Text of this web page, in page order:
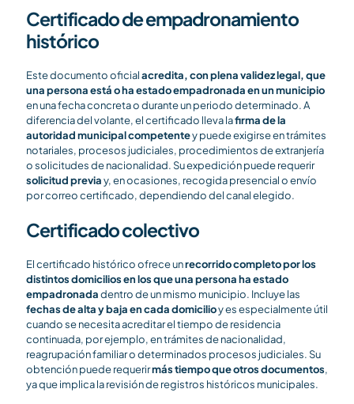
Certificado de empadronamiento
histórico
Este documento oficialacredita, con plena validez legal, que
una persona está o ha estado empadronada en un municipio
en una fecha concreta o durante un periodo determinado. A
diferencia del volante, el certificado lleva lafirma de la
autoridad municipal competentey puede exigirse en trámites
notariales, procesos judiciales, procedimientos de extranjería
o solicitudes de nacionalidad. Su expedición puede requerir
solicitud previay, en ocasiones, recogida presencial o envío
por correo certificado, dependiendo del canal elegido.
Certificado colectivo
El certificado histórico ofrece unrecorrido completo por los
distintos domicilios en los que una persona ha estado
empadronadadentro de un mismo municipio. Incluye las
fechas de alta y baja en cada domicilioy es especialmente útil
cuando se necesita acreditar el tiempo de residencia
continuada, por ejemplo, en trámites de nacionalidad,
reagrupación familiar o determinados procesos judiciales. Su
obtención puede requerirmás tiempo que otros documentos,
ya que implica la revisión de registros históricos municipales.